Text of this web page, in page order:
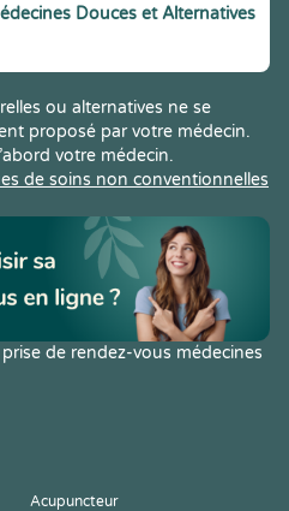
Douces et Alternatives
ou alternatives ne se
proposé par votre médecin.
votre médecin.
de soins non conventionnelles
de rendez-vous médecines
Acupuncteur